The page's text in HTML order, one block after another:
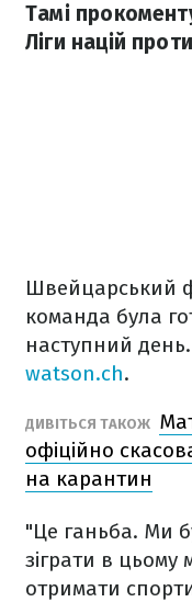
Тамі
Ліги націй
Швейцарський
команда була
наступний
watson.ch.
ДИВІТЬСЯ ТАКОЖ
офіційно
на карантин
"Це ганьба. Ми
зіграти в цьому
отримати